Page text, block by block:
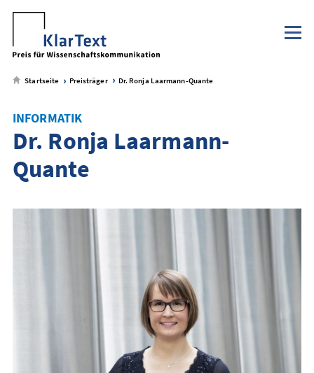
zum
Metamenü
zum
Hauptmenü
zum
Seiteninhalt
zum
Footer-
Menü
Startseite Preisträger Dr. Ronja Laarmann-Quante
INFORMATIK
Dr. Ronja Laarmann-
Quante